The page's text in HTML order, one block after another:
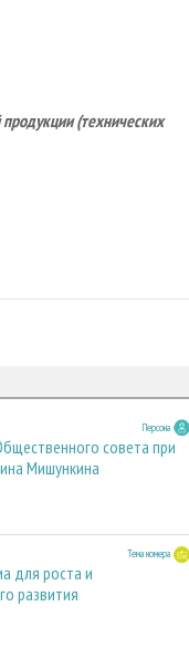
(технических
Персона
совета при
Мишункина
Тема номера
для роста и
развития